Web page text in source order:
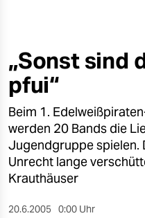
öko
gesellschaft
kultur
sport
berlin
nord
„Sonst sind
pfui“
Beim 1.
werden 20 Bands die
Jugendgruppe spielen.
Unrecht lange
Krauthäuser
20.6.2005 0:00 Uhr